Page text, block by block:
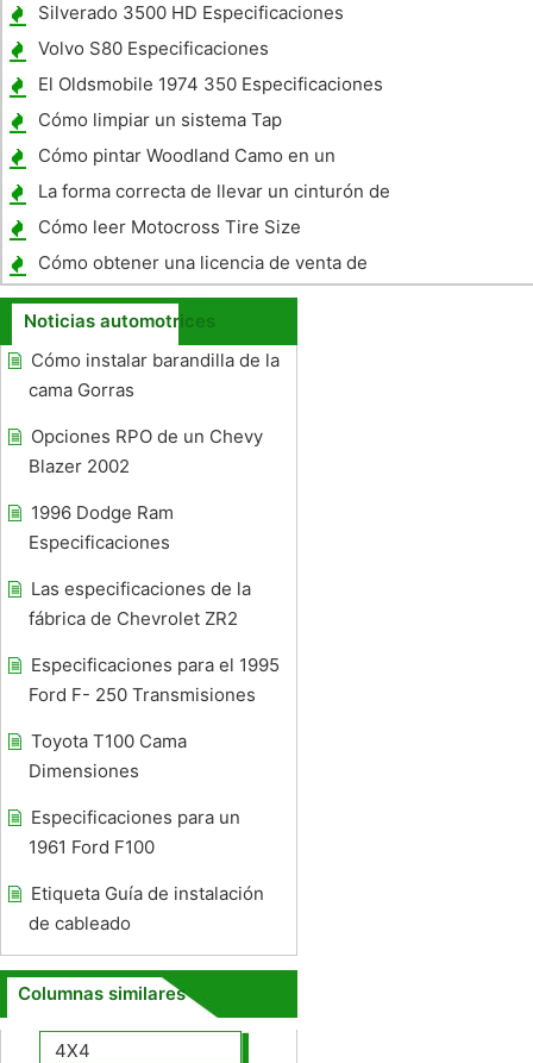
Silverado 3500 HD Especificaciones
Volvo S80 Especificaciones
El Oldsmobile 1974 350 Especificaciones
Cómo limpiar un sistema Tap
Cómo pintar Woodland Camo en un
vehículo
La forma correcta de llevar un cinturón de
seguridad
Cómo leer Motocross Tire Size
Cómo obtener una licencia de venta de
coches del vendedor
Noticias automotrices
Cómo instalar barandilla de la
cama Gorras
Opciones RPO de un Chevy
Blazer 2002
1996 Dodge Ram
Especificaciones
Las especificaciones de la
fábrica de Chevrolet ZR2
Especificaciones para el 1995
Ford F- 250 Transmisiones
Toyota T100 Cama
Dimensiones
Especificaciones para un
1961 Ford F100
Etiqueta Guía de instalación
de cableado
Columnas similares
4X4